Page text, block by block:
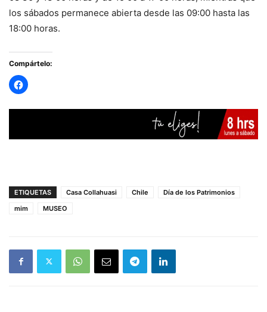
los sábados permanece abierta desde las 09:00 hasta las
18:00 horas.
Compártelo:
ETIQUETAS Casa Collahuasi Chile
Día de los Patrimonios
mim
MUSEO